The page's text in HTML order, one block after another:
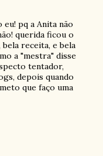
eu! pq a Anita não
querida ficou o
receita, e bela
a "mestra" disse
tentador,
depois quando
que faço uma